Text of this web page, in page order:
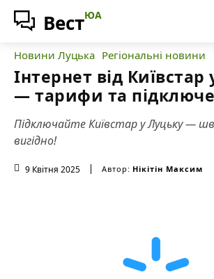
ВестЮА
Новини Луцька Регіональні новини
Інтернет від Київстар
— тарифи та
Підключайте Київстар у Луцьку —
вигідно!
9 Квітня 2025 Автор: Нікітін Максим